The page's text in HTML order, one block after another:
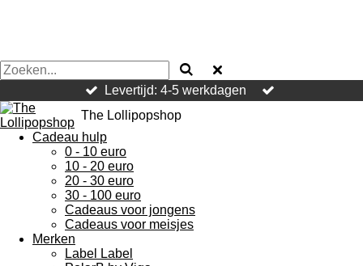
Levertijd: 4-5 werkdagen
The Lollipopshop
Cadeau hulp
0 - 10 euro
10 - 20 euro
20 - 30 euro
30 - 100 euro
Cadeaus voor jongens
Cadeaus voor meisjes
Merken
Label Label